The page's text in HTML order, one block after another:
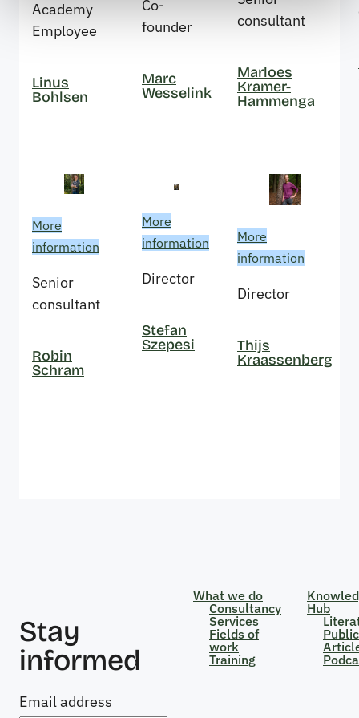
Academy
Employee
Linus
Bohlsen
Co-
founder
Marc
Wesselink
consultant
Marloes
Kramer-
Hammenga
More
information
Senior
consultant
Robin
Schram
More
information
Director
Stefan
Szepesi
More
information
Director
Thijs
Kraassenberg
Stay
informed
Email address
What we do
Consultancy
Services
Fields of
work
Training
Hub